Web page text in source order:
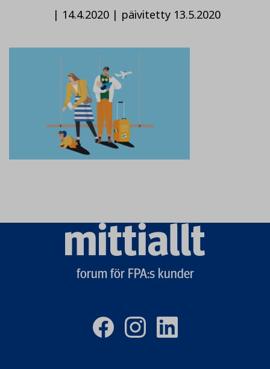
| 14.4.2020| päivitetty 13.5.2020
Mittiallt
forum för FPA:s kunder